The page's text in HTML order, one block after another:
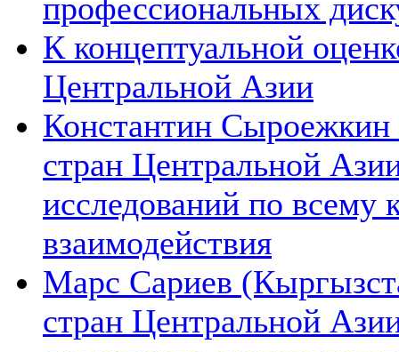
профессиональных
К концептуальной
Центральной Азии
Константин Сыроежкин
стран Центральной
исследований по всему
взаимодействия
Марс Сариев
стран Центральной